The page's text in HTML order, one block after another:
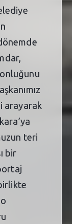
arayarak
teri
bir